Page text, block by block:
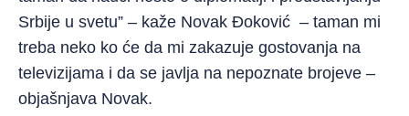
Srbije u svetu” – kaže Novak Đoković – taman mi
treba neko ko će da mi zakazuje gostovanja na
televizijama i da se javlja na nepoznate brojeve –
objašnjava Novak.